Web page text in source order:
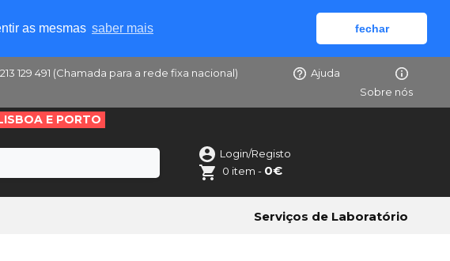
as mesmas saber mais fechar
213 129 491 (Chamada para a rede fixa nacional)
Ajuda
Sobre nós
E PORTO
Login/Registo
0 item - 0€
Serviços de Laboratório